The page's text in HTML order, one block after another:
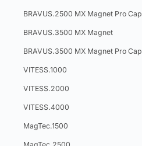
BRAVUS.2500 MX Magnet Pro Cap
BRAVUS.3500 MX Magnet
BRAVUS.3500 MX Magnet Pro Cap
VITESS.1000
VITESS.2000
VITESS.4000
MagTec.1500